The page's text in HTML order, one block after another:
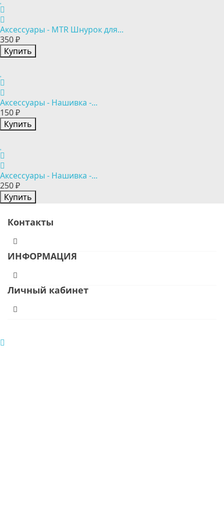
Аксессуары - MTR Шнурок для...
350 ₽
Купить
Аксессуары - Нашивка -...
150 ₽
Купить
Аксессуары - Нашивка -...
250 ₽
Купить
Контакты
ИНФОРМАЦИЯ
Личный кабинет